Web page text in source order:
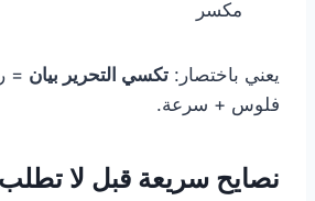
مكسر
يعني باختصار: تكسي التحرير بيان =
فلوس + سرعة.
نصايح سريعة قبل لا